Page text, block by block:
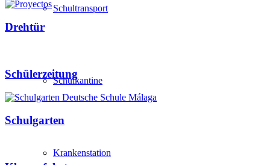
Schultransport
Schulkantine
Krankenstation
Drehtür
Schülerzeitung
Schulgarten